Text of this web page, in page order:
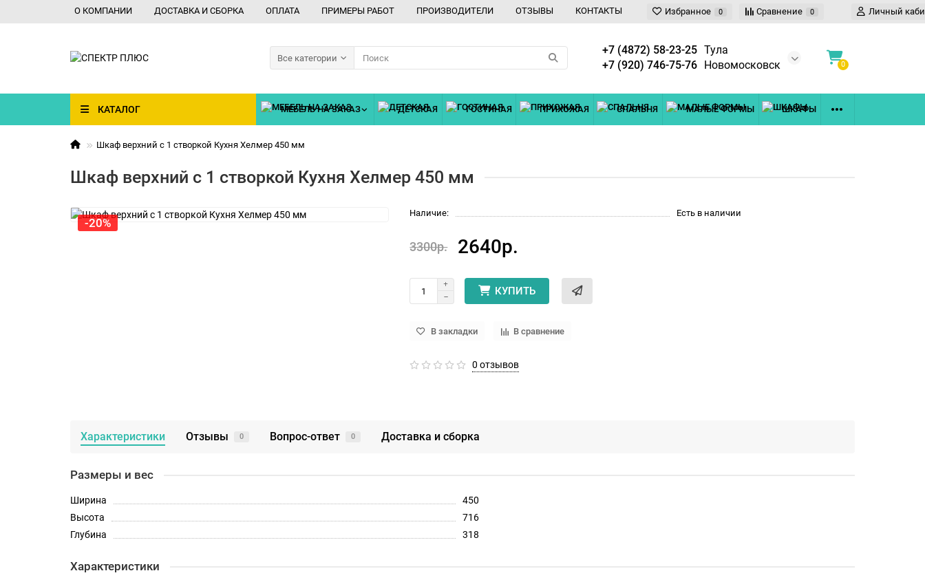
О КОМПАНИИ ДОСТАВКА И СБОРКА ОПЛАТА ПРИМЕРЫ РАБОТ ПРОИЗВОДИТЕЛИ ОТЗЫВЫ КОНТАКТЫ Избранное 0 Сравнение 0 Личный
Все категории
+7 (4872) 58-23-25 Тула
+7 (920) 746-75-76
Новомосковск 0
КАТАЛОГ МЕБЕЛЬ НА ЗАКАЗ ДЕТСКАЯ ГОСТИНАЯ ПРИХОЖАЯ СПАЛЬНЯ МАЛЫЕ ФОРМЫ ШКАФЫ
Шкаф верхний с 1 створкой Кухня Хелмер 450 мм
Шкаф верхний с 1 створкой Кухня Хелмер 450 мм
-20%
Наличие: Есть в наличии
3300р. 2640р.
КУПИТЬ
В закладки В сравнение
0 отзывов
Характеристики Отзывы 0 Вопрос-ответ 0 Доставка и сборка
Размеры и вес
Ширина
450
Высота
716
Глубина
318
Характеристики